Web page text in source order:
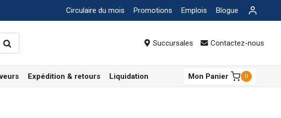
Circulaire du mois Promotions Emplois Blogue
Rechercher Succursales Contactez-nous
Expédition & retours Liquidation Mon Panier 0